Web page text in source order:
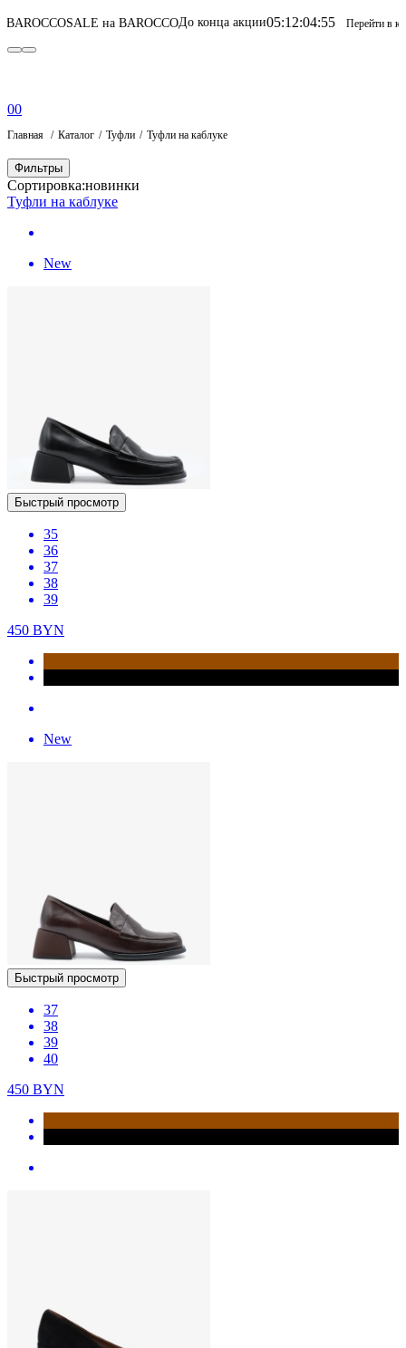
на BAROCCO До конца акции05:12:04:55 Перейти в каталог SALE
00
Главная Каталог Туфли Туфли на каблуке
Фильтры
Сортировка:новинки
Туфли на каблуке
New
Быстрый просмотр
35
36
37
38
39
450 BYN
New
Быстрый просмотр
37
38
39
40
450 BYN